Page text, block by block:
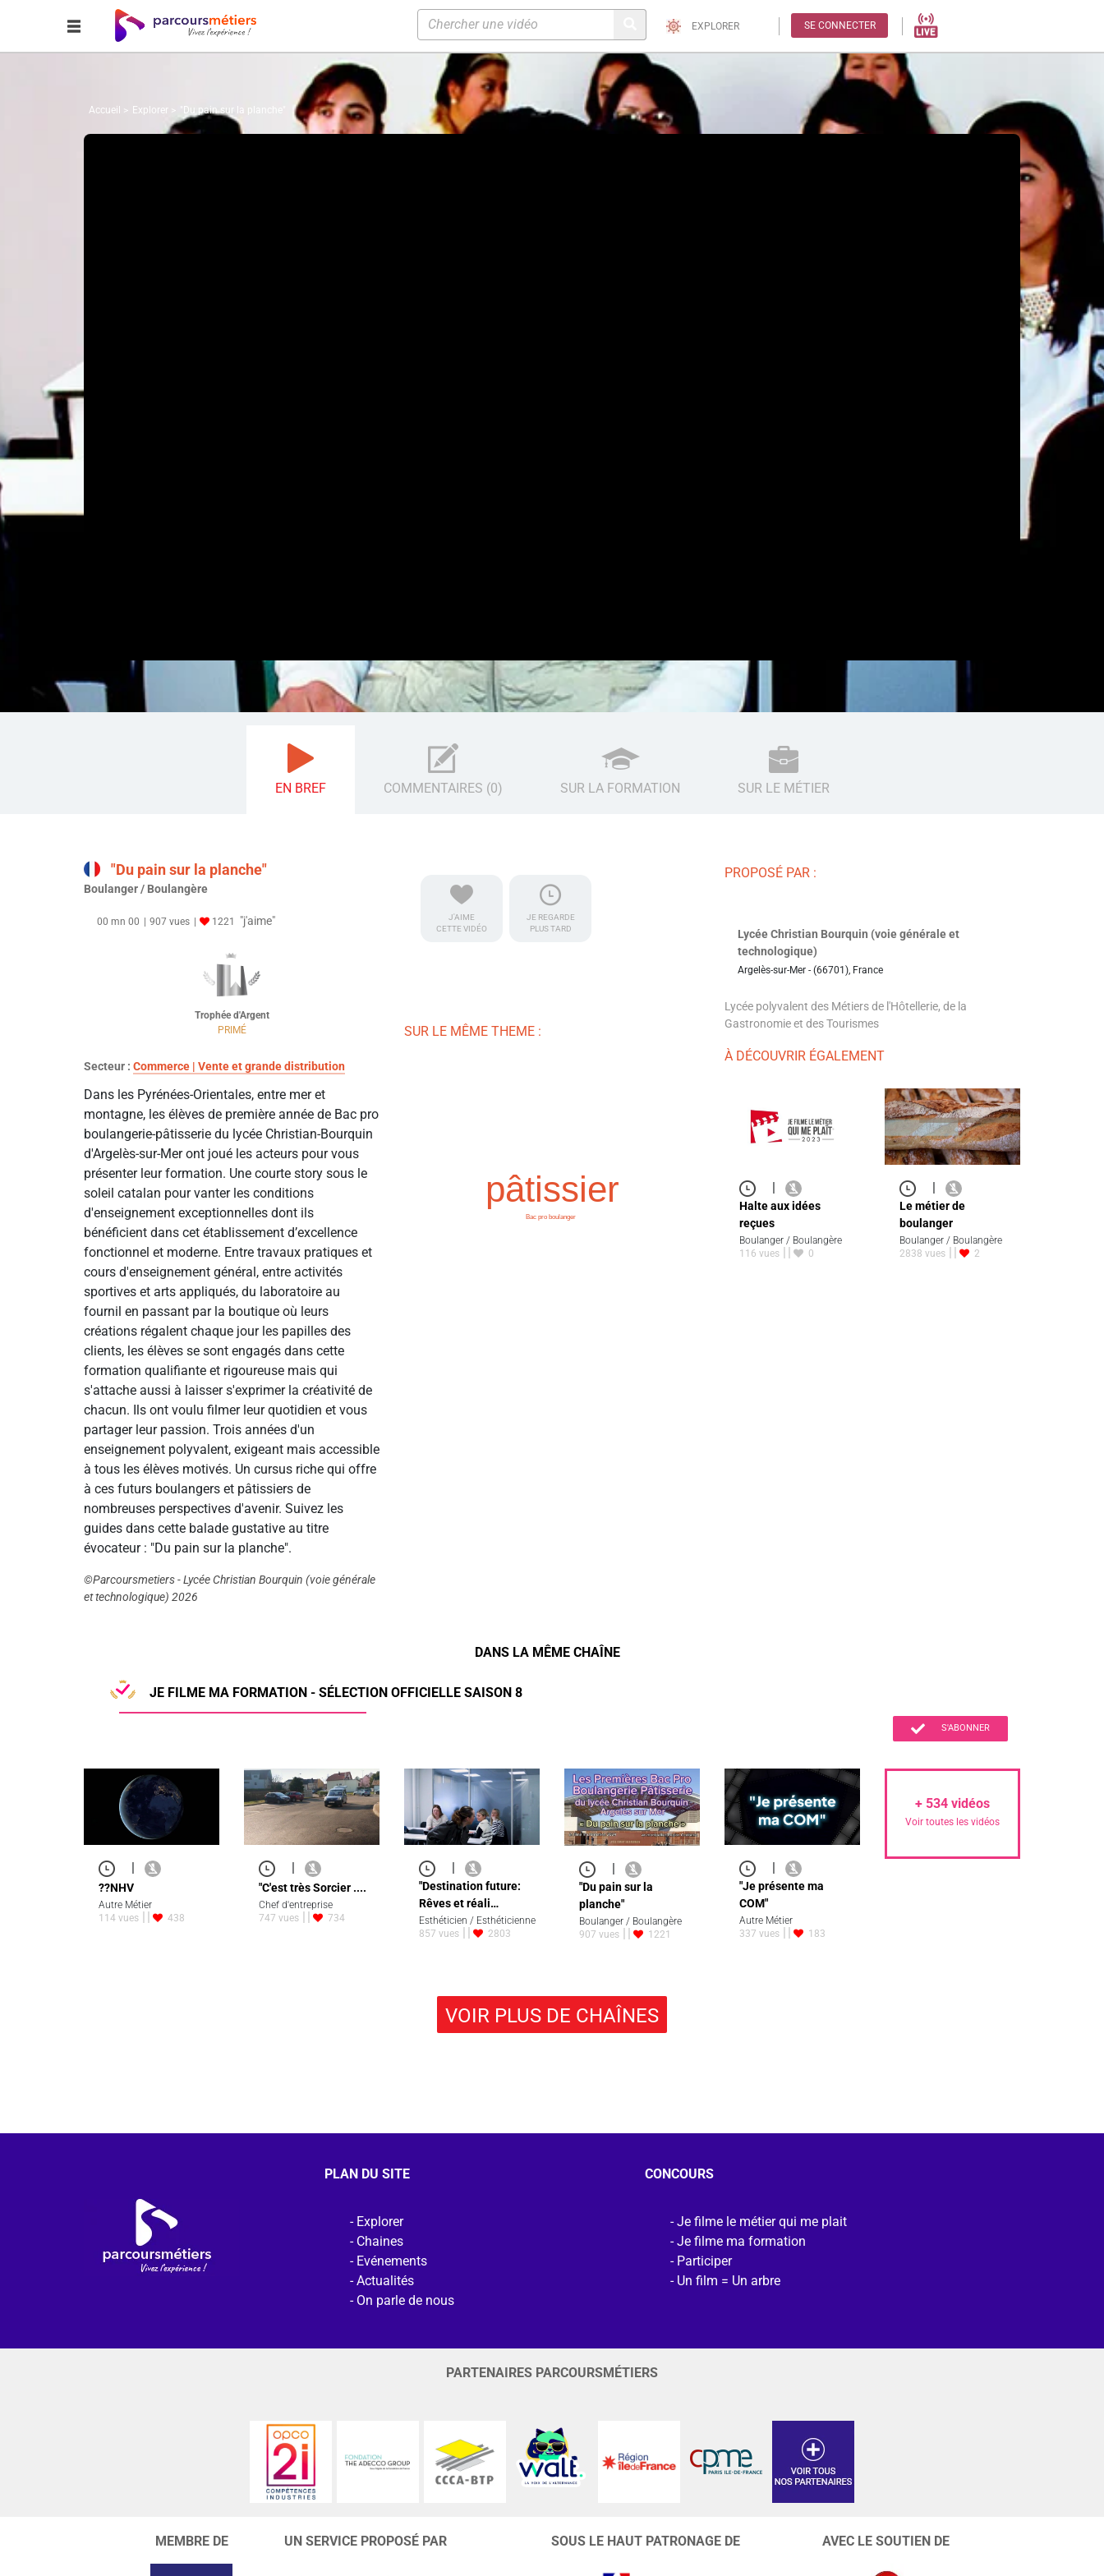
EXPLORER SE CONNECTER
Accueil Explorer "Du pain sur la planche"
EN BREF COMMENTAIRES (0) SUR LA FORMATION SUR LE MÉTIER
"Du pain sur la planche"
Boulanger / Boulangère
00 mn 00 907 vues 1221 "j'aime"
Trophée d'Argent
PRIMÉ
Secteur : Commerce | Vente et grande distribution
Dans les Pyrénées-Orientales, entre mer et
montagne, les élèves de première année de Bac pro
boulangerie-pâtisserie du lycée Christian-Bourquin
d'Argelès-sur-Mer ont joué les acteurs pour vous
présenter leur formation. Une courte story sous le
soleil catalan pour vanter les conditions
d'enseignement exceptionnelles dont ils
bénéficient dans cet établissement d’excellence
fonctionnel et moderne. Entre travaux pratiques et
cours d'enseignement général, entre activités
sportives et arts appliqués, du laboratoire au
fournil en passant par la boutique où leurs
créations régalent chaque jour les papilles des
clients, les élèves se sont engagés dans cette
formation qualifiante et rigoureuse mais qui
s'attache aussi à laisser s'exprimer la créativité de
chacun. Ils ont voulu filmer leur quotidien et vous
partager leur passion. Trois années d'un
enseignement polyvalent, exigeant mais accessible
à tous les élèves motivés. Un cursus riche qui offre
à ces futurs boulangers et pâtissiers de
nombreuses perspectives d'avenir. Suivez les
guides dans cette balade gustative au titre
évocateur : "Du pain sur la planche".
©Parcoursmetiers - Lycée Christian Bourquin (voie générale
et technologique) 2026
J'AIME
CETTE VIDÉO
JE REGARDE
PLUS TARD
SUR LE MÊME THEME :
pâtissier
Bac pro boulanger
PROPOSÉ PAR :
Lycée Christian Bourquin (voie générale et
technologique)
Argelès-sur-Mer - (66701), France
Lycée polyvalent des Métiers de l'Hôtellerie, de la
Gastronomie et des Tourismes
À DÉCOUVRIR ÉGALEMENT
|
Halte aux idées
reçues
Boulanger / Boulangère
116 vues
0
|
Le métier de
boulanger
Boulanger / Boulangère
2838 vues
2
DANS LA MÊME CHAÎNE
JE FILME MA FORMATION - SÉLECTION OFFICIELLE SAISON 8
S'ABONNER
??NHV
Autre Métier
114 vues
438
"C'est très Sorcier ....
Chef d'entreprise
747 vues
734
"Destination future:
Rêves et réali…
Esthéticien / Esthéticienne
857 vues
2803
|
"Du pain sur la
planche"
Boulanger / Boulangère
907 vues
1221
"Je présente ma
COM"
Autre Métier
337 vues
183
+ 534 vidéos
Voir toutes les vidéos
VOIR PLUS DE CHAÎNES
PLAN DU SITE
Explorer
Chaines
Evénements
Actualités
On parle de nous
CONCOURS
Je filme le métier qui me plait
Je filme ma formation
Participer
Un film = Un arbre
PARTENAIRES PARCOURSMÉTIERS
MEMBRE DE UN SERVICE PROPOSÉ PAR SOUS LE HAUT PATRONAGE DE AVEC LE SOUTIEN DE